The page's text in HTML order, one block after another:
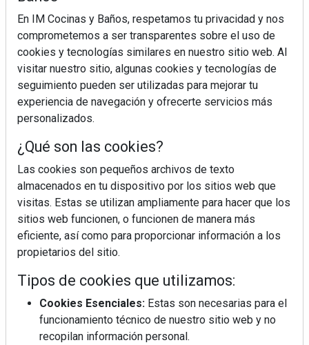
La industrialización, descarbonización y el Plan
BIM España, a debate en REBUILD
MÁS LEÍDOS
La cocina resiste, el mercado duda
En IM Cocinas y Baños, respetamos tu privacidad y nos
comprometemos a ser transparentes sobre el uso de
cookies y tecnologías similares en nuestro sitio web. Al
visitar nuestro sitio, algunas cookies y tecnologías de
seguimiento pueden ser utilizadas para mejorar tu
experiencia de navegación y ofrecerte servicios más
personalizados.
¿Qué son las cookies?
Las cookies son pequeños archivos de texto
almacenados en tu dispositivo por los sitios web que
visitas. Estas se utilizan ampliamente para hacer que los
sitios web funcionen, o funcionen de manera más
eficiente, así como para proporcionar información a los
propietarios del sitio.
Tipos de cookies que utilizamos:
Cookies Esenciales: Estas son necesarias para el
funcionamiento técnico de nuestro sitio web y no
recopilan información personal.